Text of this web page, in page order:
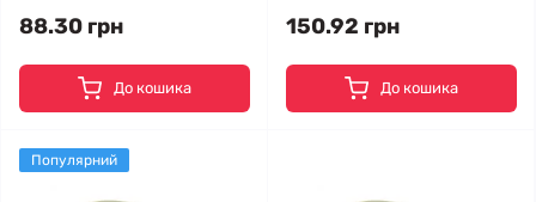
88.30 грн
До кошика
150.92 грн
До кошика
Популярний